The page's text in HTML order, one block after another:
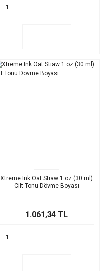
Xtreme Ink Oat Straw 1 oz (30 ml)
Cilt Tonu Dövme Boyası
1.061,34 TL